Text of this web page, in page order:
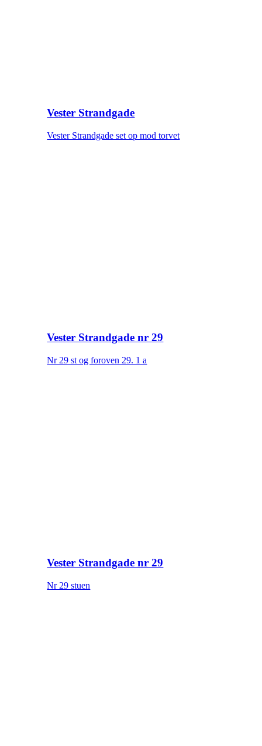
Vester Strandgade
Vester Strandgade set op mod torvet
Vester Strandgade nr 29
Nr 29 st og foroven 29. 1 a
Vester Strandgade nr 29
Nr 29 stuen